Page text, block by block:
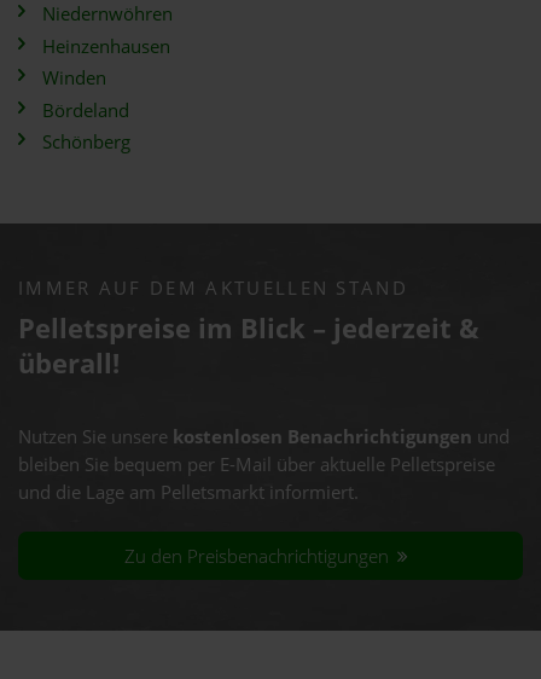
Niedernwöhren
Heinzenhausen
Winden
Bördeland
Schönberg
IMMER AUF DEM AKTUELLEN STAND
Pelletspreise im Blick – jederzeit &
überall!
Nutzen Sie unsere kostenlosen Benachrichtigungen und
bleiben Sie bequem per E-Mail über aktuelle Pelletspreise
und die Lage am Pelletsmarkt informiert.
Zu den Preisbenachrichtigungen